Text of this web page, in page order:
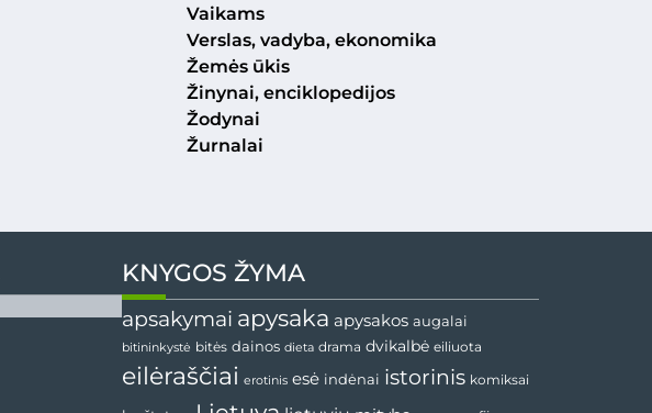
Vaikams
Verslas, vadyba, ekonomika
Žemės ūkis
Žinynai, enciklopedijos
Žodynai
Žurnalai
KNYGOS ŽYMA
apsakymai apysaka apysakos augalai
bitininkystė bitės dainos dieta drama dvikalbė eiliuota
eilėraščiai erotinis esė indėnai istorinis komiksai